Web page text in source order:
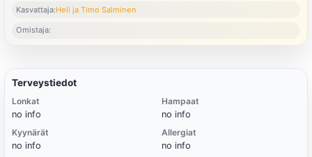
Kasvattaja:Heli ja Timo Salminen
Omistaja:
Terveystiedot
Lonkat
no info
Kyynärät
no info
Hampaat
no info
Allergiat
no info